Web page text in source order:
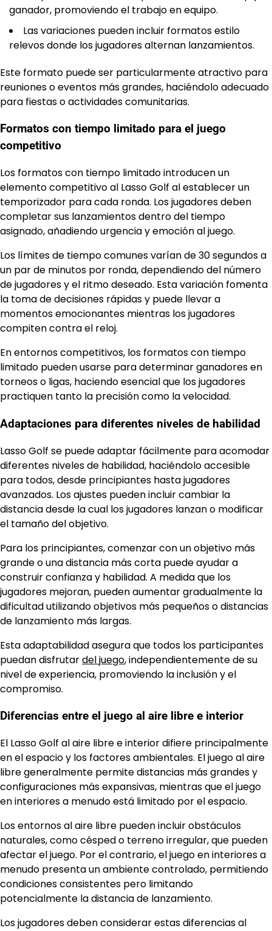
ganador, promoviendo el trabajo en equipo.
Las variaciones pueden incluir formatos estilo
relevos donde los jugadores alternan lanzamientos.
Este formato puede ser particularmente atractivo para
reuniones o eventos más grandes, haciéndolo adecuado
para fiestas o actividades comunitarias.
Formatos con tiempo limitado para el juego
competitivo
Los formatos con tiempo limitado introducen un
elemento competitivo al Lasso Golf al establecer un
temporizador para cada ronda. Los jugadores deben
completar sus lanzamientos dentro del tiempo
asignado, añadiendo urgencia y emoción al juego.
Los límites de tiempo comunes varían de 30 segundos a
un par de minutos por ronda, dependiendo del número
de jugadores y el ritmo deseado. Esta variación fomenta
la toma de decisiones rápidas y puede llevar a
momentos emocionantes mientras los jugadores
compiten contra el reloj.
En entornos competitivos, los formatos con tiempo
limitado pueden usarse para determinar ganadores en
torneos o ligas, haciendo esencial que los jugadores
practiquen tanto la precisión como la velocidad.
Adaptaciones para diferentes niveles de habilidad
Lasso Golf se puede adaptar fácilmente para acomodar
diferentes niveles de habilidad, haciéndolo accesible
para todos, desde principiantes hasta jugadores
avanzados. Los ajustes pueden incluir cambiar la
distancia desde la cual los jugadores lanzan o modificar
el tamaño del objetivo.
Para los principiantes, comenzar con un objetivo más
grande o una distancia más corta puede ayudar a
construir confianza y habilidad. A medida que los
jugadores mejoran, pueden aumentar gradualmente la
dificultad utilizando objetivos más pequeños o distancias
de lanzamiento más largas.
Esta adaptabilidad asegura que todos los participantes
puedan disfrutardel juego, independientemente de su
nivel de experiencia, promoviendo la inclusión y el
compromiso.
Diferencias entre el juego al aire libre e interior
El Lasso Golf al aire libre e interior difiere principalmente
en el espacio y los factores ambientales. El juego al aire
libre generalmente permite distancias más grandes y
configuraciones más expansivas, mientras que el juego
en interiores a menudo está limitado por el espacio.
Los entornos al aire libre pueden incluir obstáculos
naturales, como césped o terreno irregular, que pueden
afectar el juego. Por el contrario, el juego en interiores a
menudo presenta un ambiente controlado, permitiendo
condiciones consistentes pero limitando
potencialmente la distancia de lanzamiento.
Los jugadores deben considerar estas diferencias al